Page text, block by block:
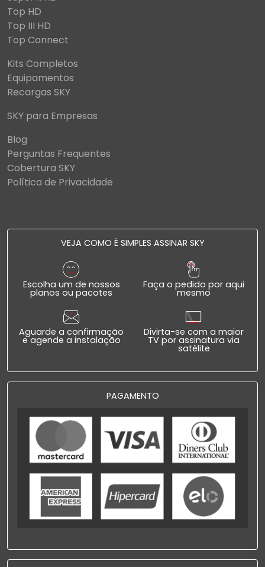
Top HD
Top III HD
Top Connect
Kits Completos
Equipamentos
Recargas SKY
SKY para Empresas
Blog
Perguntas Frequentes
Cobertura SKY
Política de Privacidade
VEJA COMO É SIMPLES ASSINAR SKY
Escolha um de nossos
planos ou pacotes
Faça o pedido por aqui
mesmo
Aguarde a confirmação
e agende a instalação
Divirta-se com a maior
TV por assinatura via
satélite
PAGAMENTO